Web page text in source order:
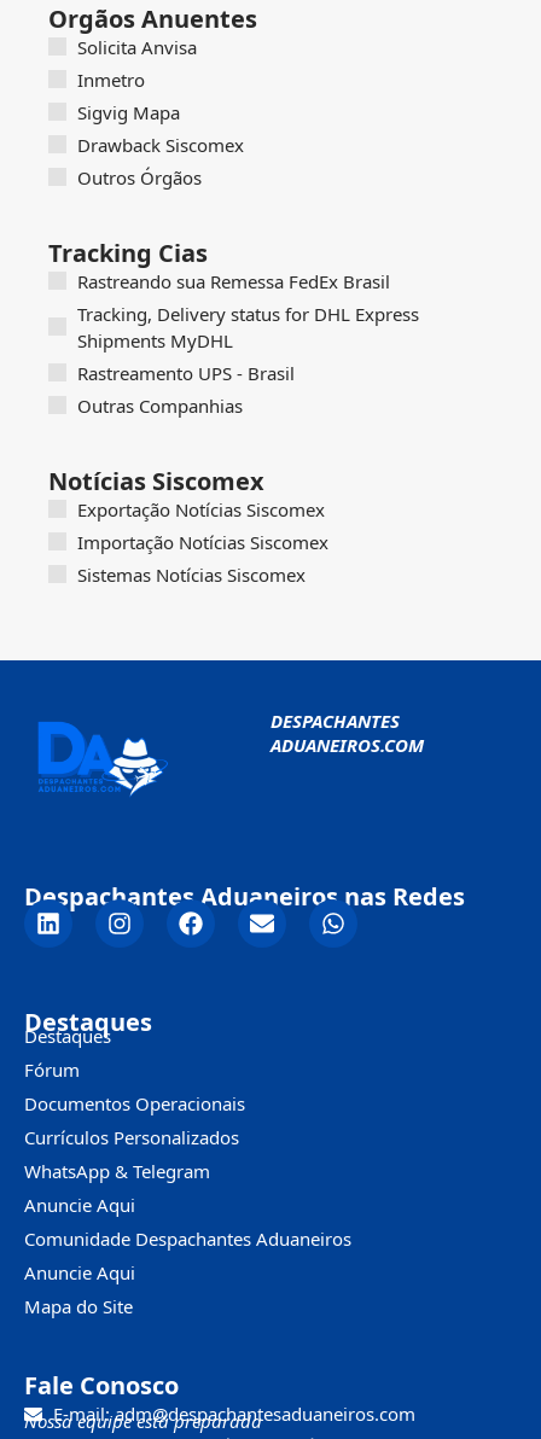
Orgãos Anuentes
Solicita Anvisa
Inmetro
Sigvig Mapa
Drawback Siscomex
Outros Órgãos
Tracking Cias
Rastreando sua Remessa FedEx Brasil
Tracking, Delivery status for DHL Express
Shipments MyDHL
Rastreamento UPS - Brasil
Outras Companhias
Notícias Siscomex
Exportação Notícias Siscomex
Importação Notícias Siscomex
Sistemas Notícias Siscomex
DESPACHANTES
ADUANEIROS.COM
Despachantes Aduaneiros nas Redes
Destaques
Destaques
Fórum
Documentos Operacionais
Currículos Personalizados
WhatsApp & Telegram
Anuncie Aqui
Comunidade Despachantes Aduaneiros
Anuncie Aqui
Mapa do Site
Fale Conosco
E-mail: adm@despachantesaduaneiros.com
Nossa equipe está preparada